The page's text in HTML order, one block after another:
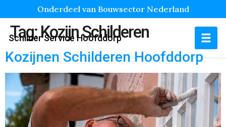
Onderdeel van Bouwsector Nederland
Schilder Service Hoofddorp
Tag:Kozijn Schilderen
Kozijnen Schilderen Hoofddorp